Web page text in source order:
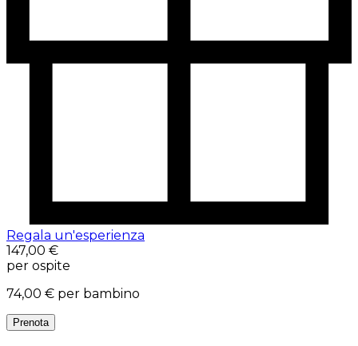
Regala un'esperienza
147,00 €
per ospite
74,00 € per bambino
Prenota